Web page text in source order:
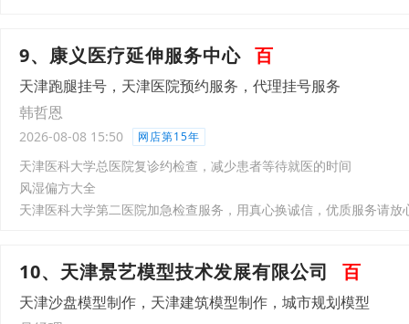
9、康义医疗延伸服务中心 百
天津跑腿挂号，天津医院预约服务，代理挂号服务
韩哲恩
2026-08-08 15:50 网店第15年
天津医科大学总医院复诊约检查，减少患者等待就医的时间
风湿偏方大全
天津医科大学第二医院加急检查服务，用真心换诚信，优质服务请放
10、天津景艺模型技术发展有限公司 百
天津沙盘模型制作，天津建筑模型制作，城市规划模型